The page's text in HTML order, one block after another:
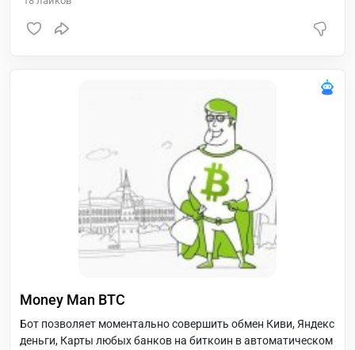
Money Man BTC
Бот позволяет моментально совершить обмен Киви, Яндекс
деньги, Карты любых банков на биткоин в автоматическом